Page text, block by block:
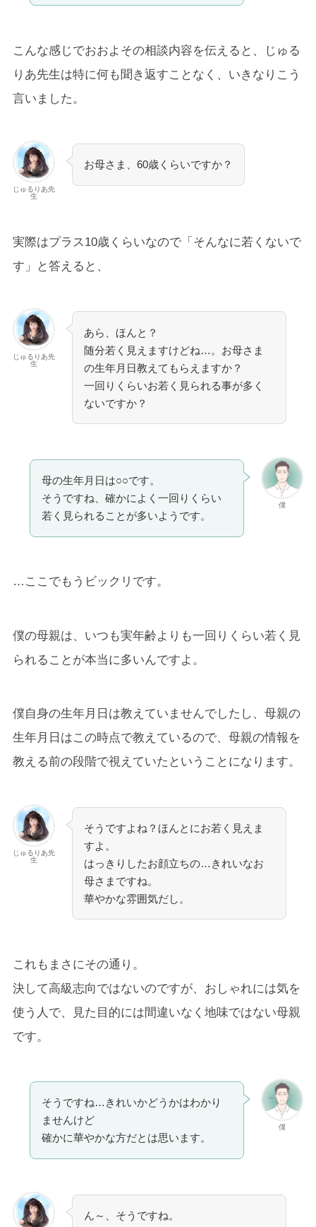
こんな感じでおおよその相談内容を伝えると、じゅる
りあ先生は特に何も聞き返すことなく、いきなりこう
言いました。
じゅるりあ先
生
お母さま、60歳くらいですか？
実際はプラス10歳くらいなので「そんなに若くないで
す」と答えると、
じゅるりあ先
生
あら、ほんと？
随分若く見えますけどね…。お母さま
の生年月日教えてもらえますか？
一回りくらいお若く見られる事が多く
ないですか？
僕
母の生年月日は○○です。
そうですね、確かによく一回りくらい
若く見られることが多いようです。
…ここでもうビックリです。
僕の母親は、いつも実年齢よりも一回りくらい若く見
られることが本当に多いんですよ。
僕自身の生年月日は教えていませんでしたし、母親の
生年月日はこの時点で教えているので、母親の情報を
教える前の段階で視えていたということになります。
じゅるりあ先
生
そうですよね？ほんとにお若く見えま
すよ。
はっきりしたお顔立ちの…きれいなお
母さまですね。
華やかな雰囲気だし。
これもまさにその通り。
決して高級志向ではないのですが、おしゃれには気を
使う人で、見た目的には間違いなく地味ではない母親
です。
僕
そうですね…きれいかどうかはわかり
ませんけど
確かに華やかな方だとは思います。
ん～、そうですね。